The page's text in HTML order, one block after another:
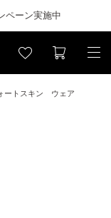
ペーン実施中
ートスキン ウェア